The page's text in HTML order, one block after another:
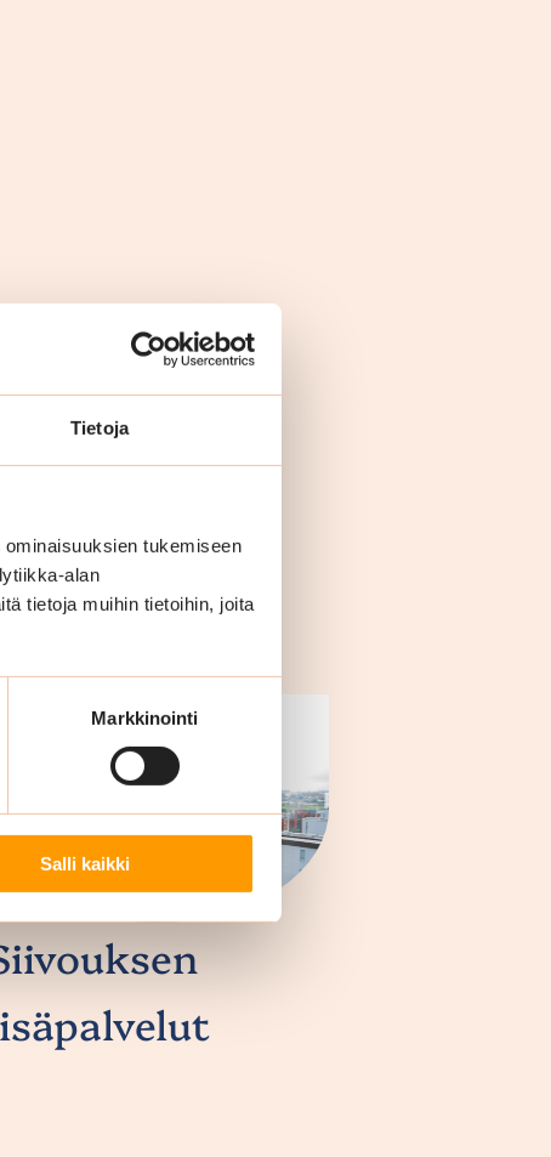
Tietoja
tukemiseen
alan
tietoja muihin tietoihin, joita
Markkinointi
Salli kaikki